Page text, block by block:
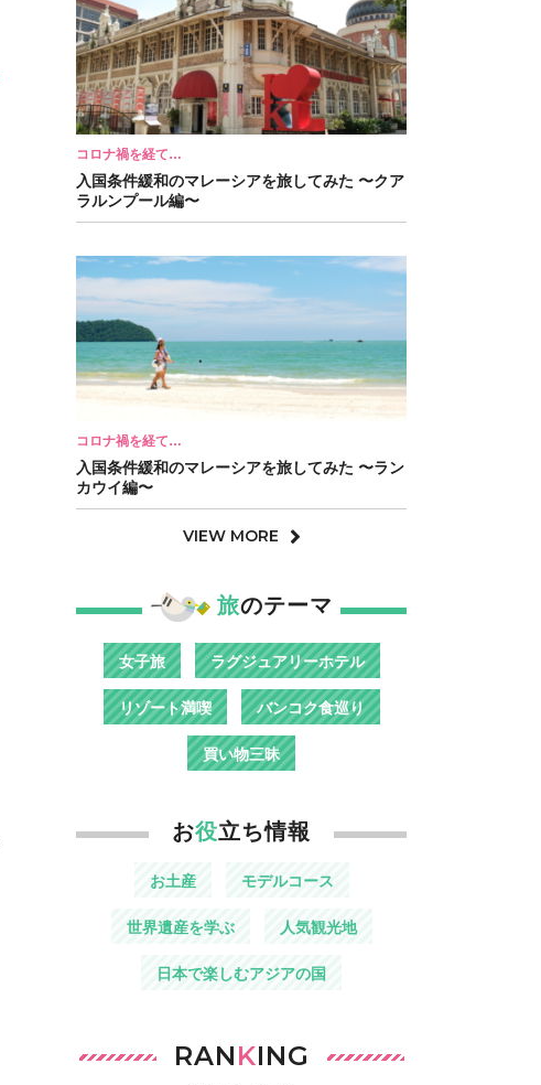
コロナ禍を経て…
入国条件緩和のマレーシアを旅してみた 〜クア
ラルンプール編〜
コロナ禍を経て…
入国条件緩和のマレーシアを旅してみた 〜ラン
カウイ編〜
VIEW MORE
旅のテーマ
女子旅 ラグジュアリーホテル
リゾート満喫 バンコク食巡り
買い物三昧
お役立ち情報
お土産 モデルコース
世界遺産を学ぶ 人気観光地
日本で楽しむアジアの国
RANKING